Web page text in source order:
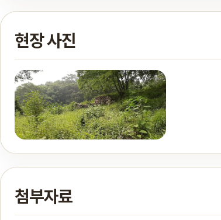
현장 사진
첨부자료